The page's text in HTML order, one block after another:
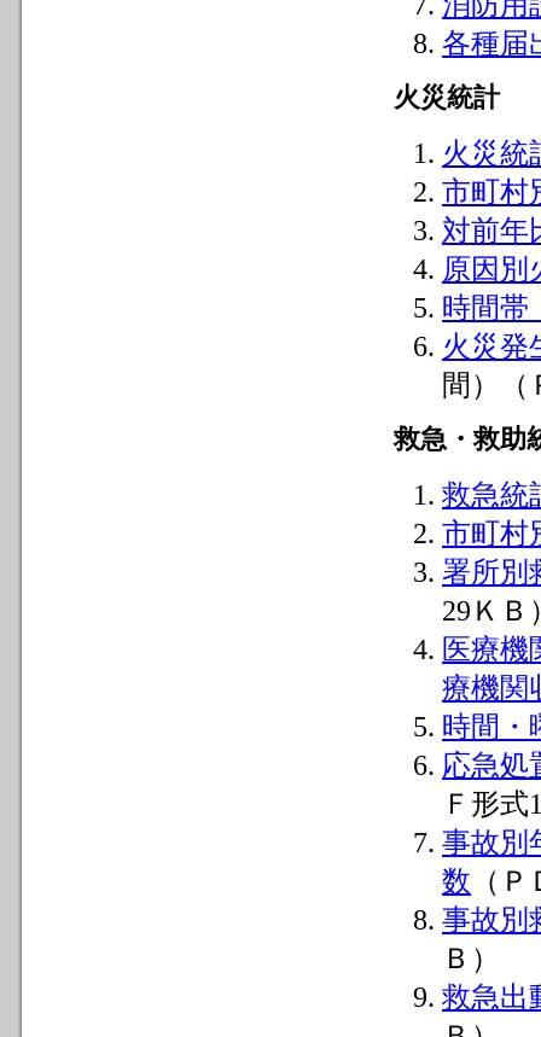
各種届
火災統計
火災統
市町村
対前年
原因別
時間帯
火災発
間）（
救急・救助
救急統
市町村
署所別
29ＫＢ
医療
療機関
時間・
応急処
Ｆ形式
事故別
数 （
事故別
Ｂ）
救急出